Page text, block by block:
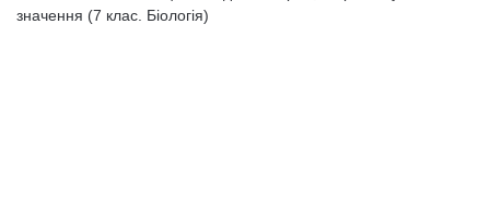
значення (7 клас. Біологія)